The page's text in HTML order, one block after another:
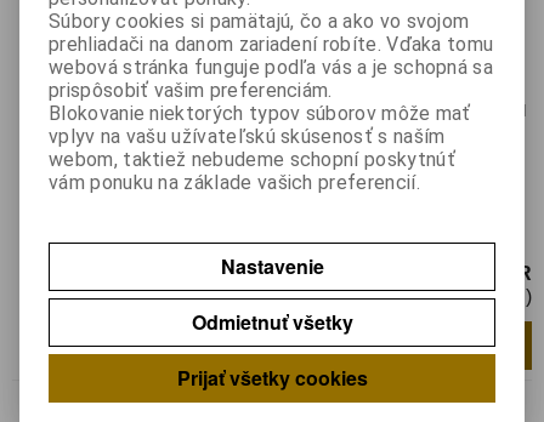
GP 192=LR 41
Katalógové číslo:017505 Výrobca:GP
Záruka (mesiacov):
Termín dodania(prac.dni)-platí pre sklad
LIESKOVEC:skladom
EAN:4891199011634
Patrí medzi alkalické gombíkové batérie.,
0,63 EUR
0,52 EUR (Cena bez DPH)
Pridať do košíka
GP CR 1616
Súbory cookies si pamätajú, čo a ako vo svojom
prehliadači na danom zariadení robíte. Vďaka tomu
webová stránka funguje podľa vás a je schopná sa
prispôsobiť vašim preferenciám.
Blokovanie niektorých typov súborov môže mať
vplyv na vašu užívateľskú skúsenosť s naším
webom, taktiež nebudeme schopní poskytnúť
vám ponuku na základe vašich preferencií.
Nastavenie
Odmietnuť všetky
Prijať všetky cookies